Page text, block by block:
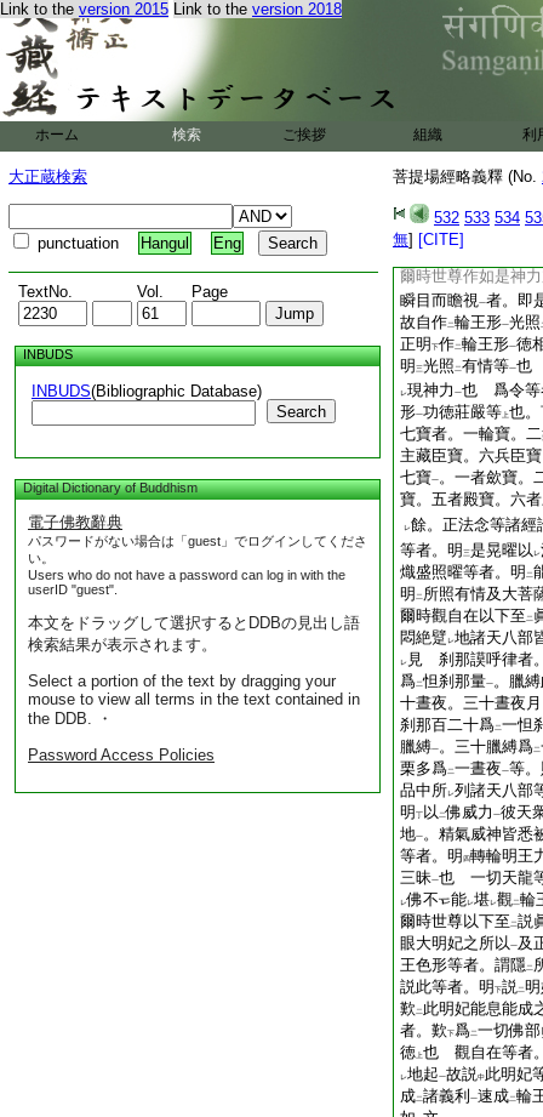
Link to the version 2015 Link to the version 2018
ホーム 検索 ご挨拶 組織 利
大正蔵検索
punctuation Hangul Eng
TextNo. Vol. Page
INBUDS
INBUDS(Bibliographic Database)
Search
Digital Dictionary of Buddhism
電子佛教辭典
パスワードがない場合は「guest」でログインしてくださ
い。
Users who do not have a password can log in with the
userID "guest".
本文をドラッグして選択するとDDBの見出し語
検索結果が表示されます。
Select a portion of the text by dragging your
mouse to view all terms in the text contained in
the DDB. ・
Password Access Policies
菩提場經略義釋 (No.
532 533 534
無] [CITE]
也。纔字昨哉･
譬如贍部洲以下至
現之威勢 一也。贍
三災中
之威力
也。山王
言力也。沸字方味
恒河沙等者。明
二
十
也。非 但此界現
レ
之。一切魔宮等者
歸
中依世尊
一切處
惡趣有情悉
爾時世尊作如是神
瞬目而瞻視一者。即
故自作二輪王形一光照
正明 下作二輪王形一徳
明 三光照 二有情等一也
レ現神力 一也 爲令等
形一功徳莊嚴等 上也
七寶者。一輪寶。
主藏臣寶。六兵臣
七寶一。一者歛寶。
寶。五者殿寶。六
レ餘。正法念等諸經
等者。明 三是晃曜以 レ
熾盛照曜等者。明 二
明 二 所照有情及大菩
爾時觀自在以下至 二
悶絶躄 レ地諸天八部
レ 見 刹那謨呼律者
爲二怛刹那量一。臘
十晝夜。三十晝夜
刹那百二十爲二一怛
臘縛一。三十臘縛爲二
栗多爲二一晝夜一等
品中所レ列諸天八部
明 丁 以 二佛威力 一彼天
地一。精氣威神皆
等者。明 四轉輪明王
三昧一也 一切天龍
レ佛不 能レ堪レ觀二輪
爾時世尊以下至 二説
眼大明妃之所以一及
王色形等者。謂隱二
説此等者。明 下説二
歎 二 此明妃能息能成
者。歎下爲二一切佛
徳 上也 觀自在等者
レ地起一故説中此明妃
成二諸義利 一速成二輪